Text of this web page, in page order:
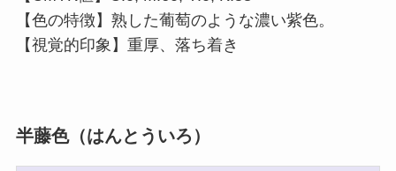
【色の特徴】熟した葡萄のような濃い紫色。
【視覚的印象】重厚、落ち着き
半藤色（はんとういろ）